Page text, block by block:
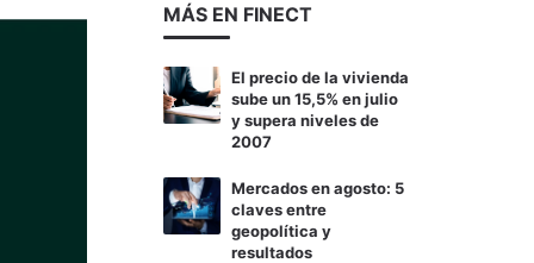
MÁS EN FINECT
El precio de la vivienda
sube un 15,5% en julio
y supera niveles de
2007
Mercados en agosto: 5
claves entre
geopolítica y
resultados